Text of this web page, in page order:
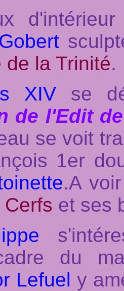
de la Trinité.
XIV se
de l'Edit
se voit
1er
.A
et ses
du
Lefuel y